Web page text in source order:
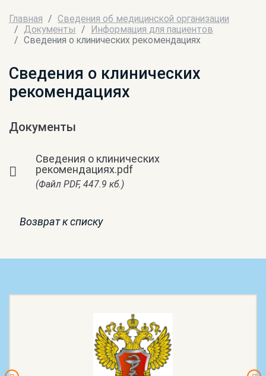
Главная
Сведения об медицинской организации
Документы
Информация для пациентов
Сведения о клинических рекомендациях
Сведения о клинических
рекомендациях
Документы
Сведения о клинических
рекомендациях.pdf
(Файл PDF, 447.9 кб.)
Возврат к списку